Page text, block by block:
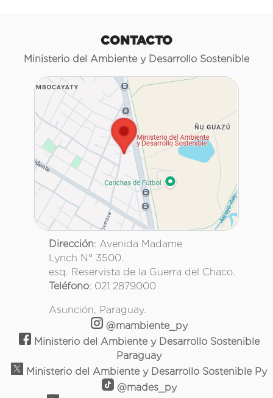
CONTACTO
Ministerio del Ambiente y Desarrollo Sostenible
Dirección: Avenida Madame
Lynch N° 3500.
esq. Reservista de la Guerra del Chaco.
Teléfono: 021 2879000
Asunción, Paraguay.
@mambiente_py
Ministerio del Ambiente y Desarrollo Sostenible
Paraguay
Ministerio del Ambiente y Desarrollo Sostenible Py
@mades_py